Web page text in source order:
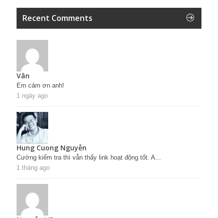
Recent Comments
Vân
Em cảm ơn anh!
1 ngày ago
Hung Cuong Nguyễn
Cường kiểm tra thì vẫn thấy link hoạt động tốt. A...
1 tháng ago